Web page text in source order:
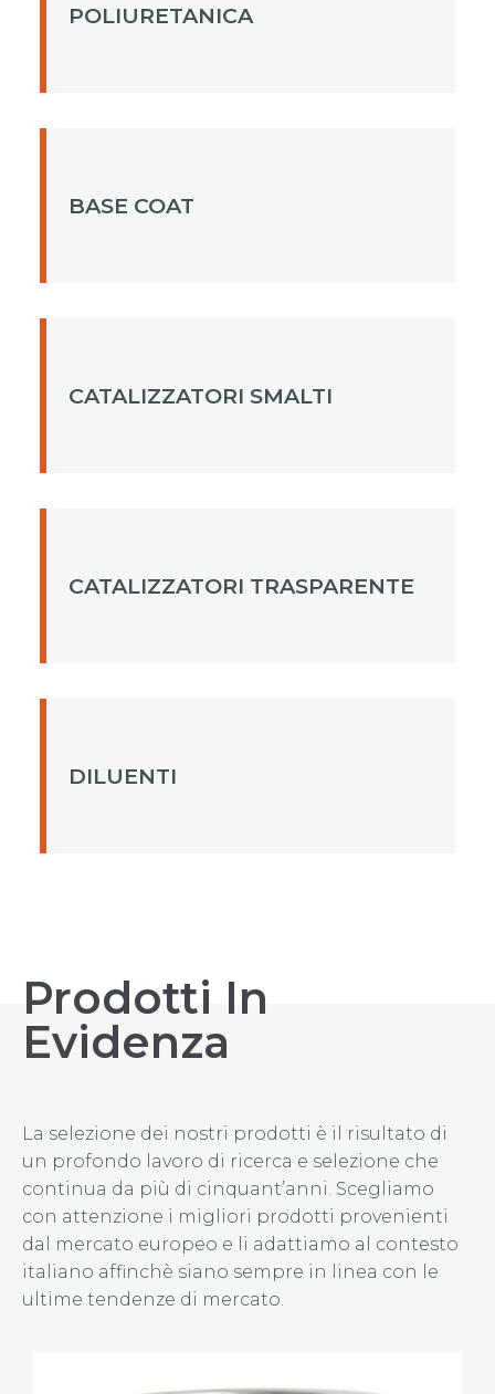
POLIURETANICA
BASE COAT
CATALIZZATORI SMALTI
CATALIZZATORI TRASPARENTE
DILUENTI
Prodotti In
Evidenza
La selezione dei nostri prodotti è il risultato di
un profondo lavoro di ricerca e selezione che
continua da più di cinquant’anni. Scegliamo
con attenzione i migliori prodotti provenienti
dal mercato europeo e li adattiamo al contesto
italiano affinchè siano sempre in linea con le
ultime tendenze di mercato.